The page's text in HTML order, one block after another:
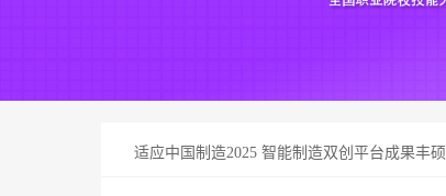
适应中国制造2025 智能制造双创平台成果丰硕